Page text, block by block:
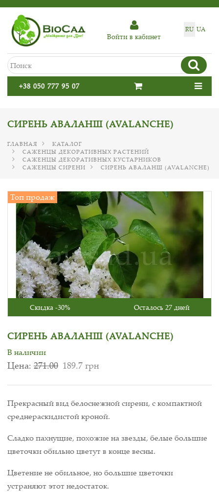
RU UA
Войти в кабинет
+38 050 777 95 07
СИРЕНЬ АВАЛАНШ (AVALANCHE)
ГЛАВНАЯ
КАТАЛОГ
САЖЕНЦЫ ДЕКОРАТИВНЫХ РАСТЕНИЙ
САЖЕНЦЫ ДЕКОРАТИВНЫХ КУСТАРНИКОВ
САЖЕНЦЫ СИРЕНИ
СИРЕНЬ АВАЛАНШ (AVALANCHE)
Топ продаж
Скидка -30% Осталось 27 дней
СИРЕНЬ АВАЛАНШ (AVALANCHE)
В наличии
Цена: 271.00 189.7 грн
Прекрасный вид белоснежной сирени, с компактной
среднераскидистой кроной.
Сладко пахнущие, похожие на звезды, белые большие
цветочки обильно цветут в конце весны.
Цветение не обильное, но большие цветочки
устраняют этот недостаток.